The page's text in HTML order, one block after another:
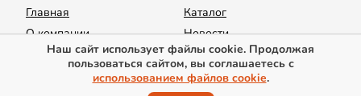
Главная
Каталог
О компании
Новости
Акции
Доставка
Информация
Контакты
Наш сайт использует файлы cookie. Продолжая
пользоваться сайтом, вы соглашаетесь с
использованием файлов cookie.